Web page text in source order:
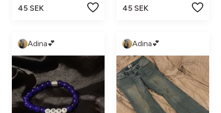
45 SEK 45 SEK
Adina💕 Adina💕